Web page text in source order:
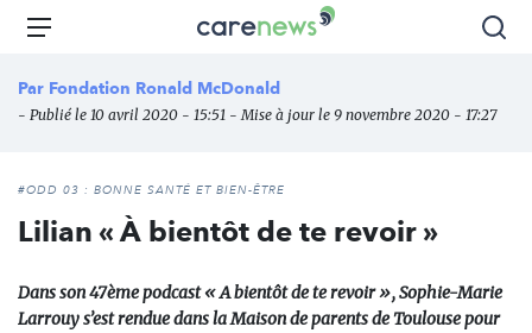
Aller
principal
Carenews,
média
des
l'engagement
Menu
Par Fondation Ronald McDonald
- Publié le 10 avril 2020 - 15:51 - Mise à jour le 9 novembre 2020 - 17:27
#ODD 03 : BONNE SANTÉ ET BIEN-ÊTRE
Lilian « À bientôt de te revoir »
Dans son 47ème podcast « A bientôt de te revoir », Sophie-Marie
Larrouy s’est rendue dans la Maison de parents de Toulouse pour